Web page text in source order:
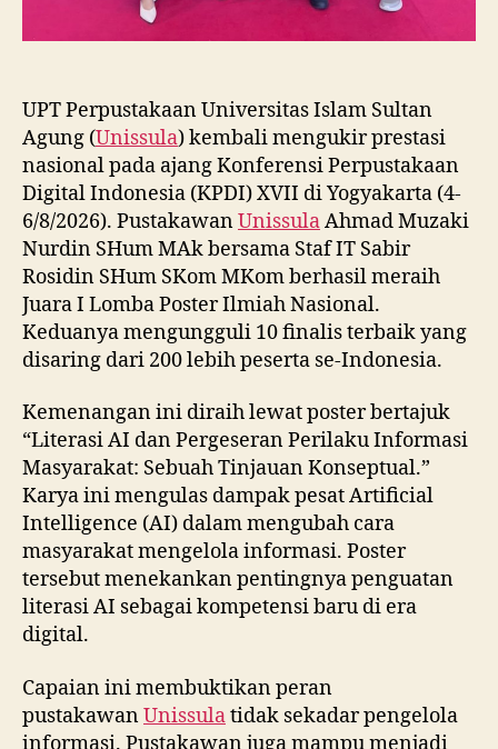
UPT Perpustakaan Universitas Islam Sultan
Agung (Unissula) kembali mengukir prestasi
nasional pada ajang Konferensi Perpustakaan
Digital Indonesia (KPDI) XVII di Yogyakarta (4-
6/8/2026). PustakawanUnissulaAhmad Muzaki
Nurdin SHum MAk bersama Staf IT Sabir
Rosidin SHum SKom MKom berhasil meraih
Juara I Lomba Poster Ilmiah Nasional.
Keduanya mengungguli 10 finalis terbaik yang
disaring dari 200 lebih peserta se-Indonesia.
Kemenangan ini diraih lewat poster bertajuk
“Literasi AI dan Pergeseran Perilaku Informasi
Masyarakat: Sebuah Tinjauan Konseptual.”
Karya ini mengulas dampak pesat Artificial
Intelligence (AI) dalam mengubah cara
masyarakat mengelola informasi. Poster
tersebut menekankan pentingnya penguatan
literasi AI sebagai kompetensi baru di era
digital.
Capaian ini membuktikan peran
pustakawanUnissulatidak sekadar pengelola